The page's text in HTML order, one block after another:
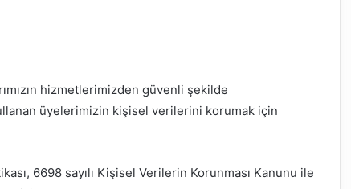
hizmetlerimizden güvenli şekilde
üyelerimizin kişisel verilerini korumak için
6698 sayılı Kişisel Verilerin Korunması Kanunu ile